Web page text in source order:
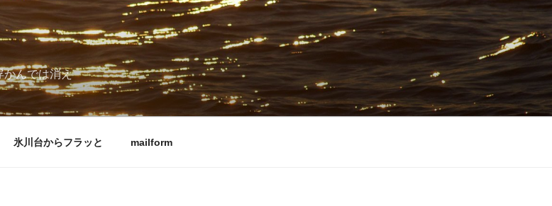
んでは消え
氷川台からフラッと mailform